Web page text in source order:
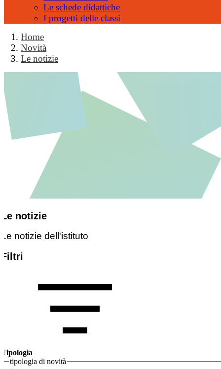
Le schede didattiche
I progetti delle classi
Home
Novità
Le notizie
Le notizie
Le notizie dell'istituto
Filtri
Tipologia
tipologia di novità